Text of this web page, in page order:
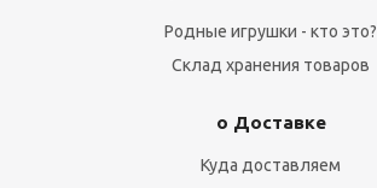
Родные игрушки - кто это?
Склад хранения товаров
о Доставке
Куда доставляем